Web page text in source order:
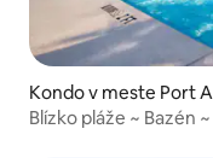
Kondo v meste Port
Blízko pláže ~ Bazén